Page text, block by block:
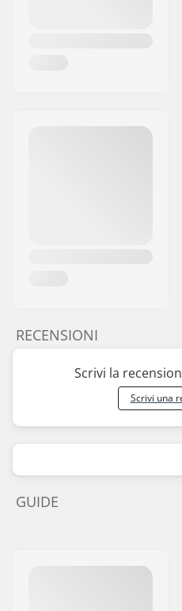
RECENSIONI
Scrivi la
Scrivi una
GUIDE